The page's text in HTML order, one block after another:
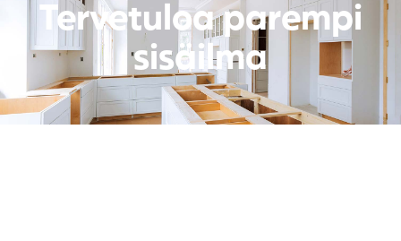
Tervetuloa parempi
sisäilma​